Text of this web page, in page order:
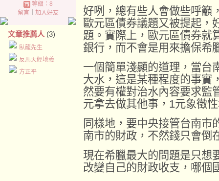
等級：8
留言｜ 加入好友
文章推薦人 (3)
臥龍先生
反馬天經地義
方正平
好咧，總有些人會做些呼籲
歐元區債券議題又被提起，
題。實際上，歐元區債券就
銀行，而不會是用來擔保希
一個簡單淺顯的道理，當台
大水，這是某種程度的事實
然要有權對治水內容要求監
元拿去做其他事，1元象徵
同樣地，要中央接管台南市
南市的財政，不然錢只會倒
現在希臘最大的問題是只想
改變自己的財政收支，哪個